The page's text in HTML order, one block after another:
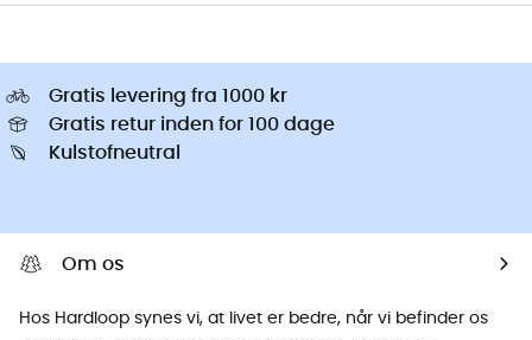
Gratis levering fra 1000 kr
Gratis retur inden for 100 dage
Kulstofneutral
Om os
Hos Hardloop synes vi, at livet er bedre, når vi befinder os